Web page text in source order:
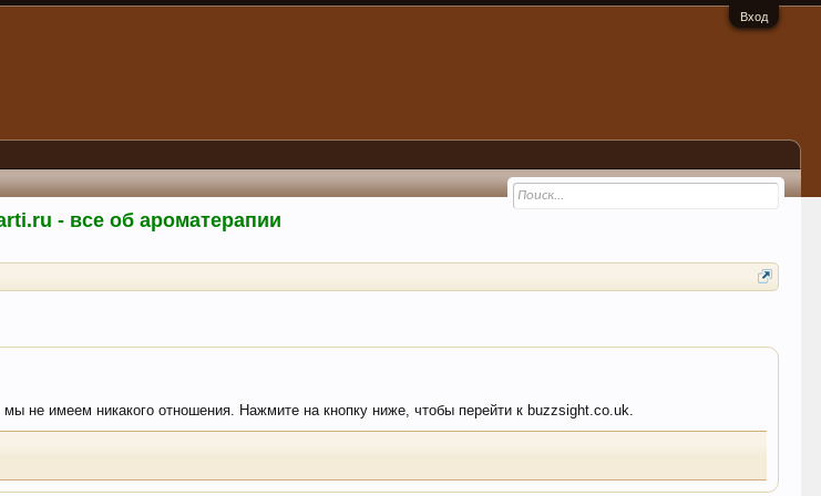
Вход
- все об ароматерапии
не имеем никакого отношения. Нажмите на кнопку ниже, чтобы перейти к buzzsight.co.uk.